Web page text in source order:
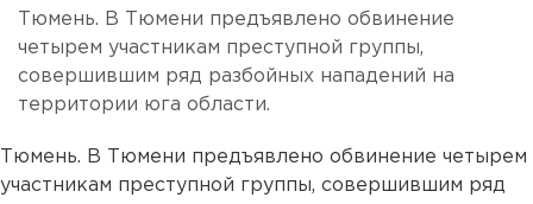
Тюмень. В Тюмени предъявлено обвинение
четырем участникам преступной группы,
совершившим ряд разбойных нападений на
территории юга области.
Тюмень. В Тюмени предъявлено обвинение четырем
участникам преступной группы, совершившим ряд